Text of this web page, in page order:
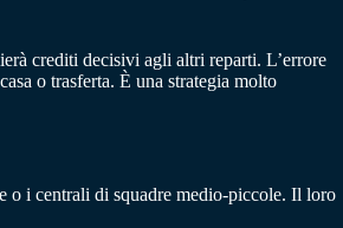
crediti decisivi agli altri reparti. L’errore
o trasferta. È una strategia molto
o i centrali di squadre medio-piccole. Il loro